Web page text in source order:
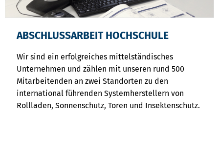
ABSCHLUSSARBEIT HOCHSCHULE
Wir sind ein erfolgreiches mittelständisches
Unternehmen und zählen mit unseren rund 500
Mitarbeitenden an zwei Standorten zu den
international führenden Systemherstellern von
Rollladen, Sonnenschutz, Toren und Insektenschutz.